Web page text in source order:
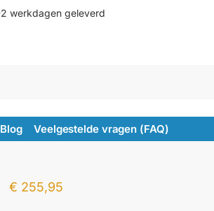
werkdagen geleverd
Blog Veelgestelde vragen (FAQ)
€ 255,95